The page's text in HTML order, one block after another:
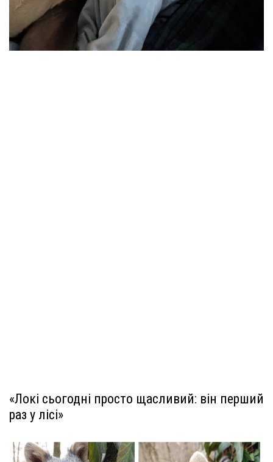
«Локі сьогодні просто щасливий: він перший
раз у лісі»